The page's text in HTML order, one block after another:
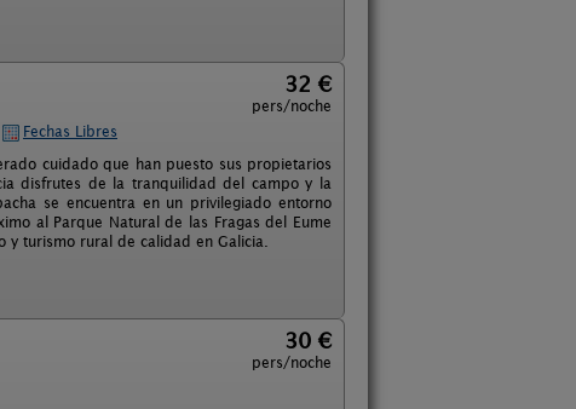
32 €
pers/noche
Fechas Libres
cuidado que han puesto sus propietarios
disfrutes de la tranquilidad del campo y la
se encuentra en un privilegiado entorno
al Parque Natural de las Fragas del Eume
y turismo rural de calidad en Galicia.
30 €
pers/noche